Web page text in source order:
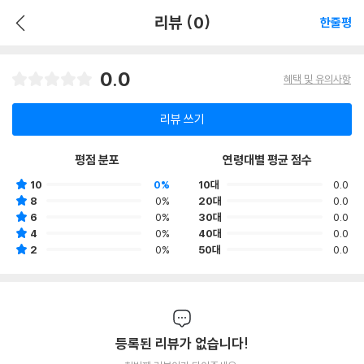
리뷰 (0) 한줄평
0.0 혜택 및 유의사항
리뷰 쓰기
평점 분포
10
0%
8
0%
6
0%
4
0%
2
0%
연령대별 평균 점수
10대
0.0
20대
0.0
30대
0.0
40대
0.0
50대
0.0
등록된 리뷰가 없습니다!